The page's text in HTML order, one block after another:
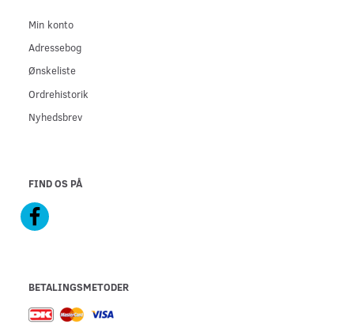
Min konto
Adressebog
Ønskeliste
Ordrehistorik
Nyhedsbrev
FIND OS PÅ
BETALINGSMETODER